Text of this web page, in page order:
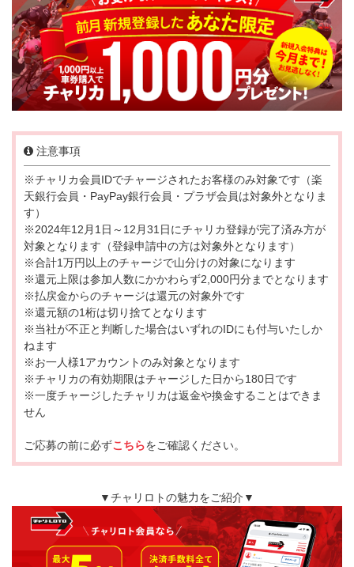
注意事項
※チャリカ会員IDでチャージされたお客様のみ対象です（楽
天銀行会員・PayPay銀行会員・プラザ会員は対象外となりま
す）
※2024年12月1日～12月31日にチャリカ登録が完了済み方が
対象となります（登録申請中の方は対象外となります）
※合計1万円以上のチャージで山分けの対象になります
※還元上限は参加人数にかかわらず2,000円分までとなります
※払戻金からのチャージは還元の対象外です
※還元額の1桁は切り捨てとなります
※当社が不正と判断した場合はいずれのIDにも付与いたしか
ねます
※お一人様1アカウントのみ対象となります
※チャリカの有効期限はチャージした日から180日です
※一度チャージしたチャリカは返金や換金することはできま
せん
ご応募の前に必ずこちらをご確認ください。
▼チャリロトの魅力をご紹介▼